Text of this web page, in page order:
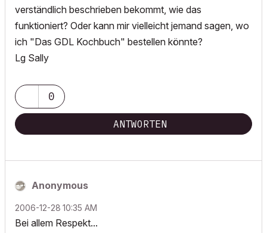
verständlich beschrieben bekommt, wie das
funktioniert? Oder kann mir vielleicht jemand sagen, wo
ich "Das GDL Kochbuch" bestellen könnte?
Lg Sally
0
ANTWORTEN
Anonymous
‎2006-12-28 10:35 AM
Bei allem Respekt...